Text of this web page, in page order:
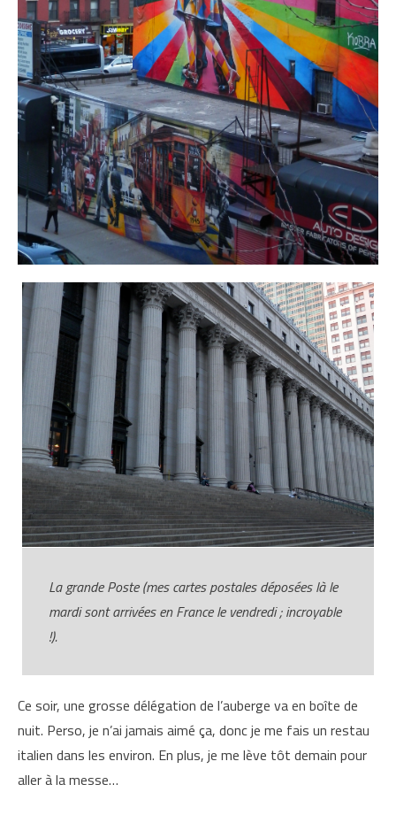
La grande Poste (mes cartes postales déposées là le
mardi sont arrivées en France le vendredi ; incroyable
!).
Ce soir, une grosse délégation de l’auberge va en boîte de
nuit. Perso, je n’ai jamais aimé ça, donc je me fais un restau
italien dans les environ. En plus, je me lève tôt demain pour
aller à la messe…